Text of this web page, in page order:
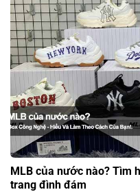
MLB của nước nào? Tìm
trang đình đám